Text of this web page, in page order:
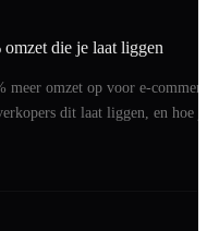
die je laat liggen
meer omzet op voor e-
dit laat liggen, en hoe